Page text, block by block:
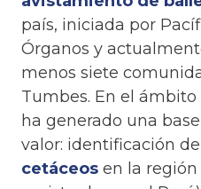
país, iniciada por
Órganos y
menos siete
Tumbes. En el
ha generado una
valor: identificación de
cetáceos en la región